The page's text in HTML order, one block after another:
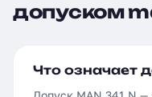
допуском
Что означает